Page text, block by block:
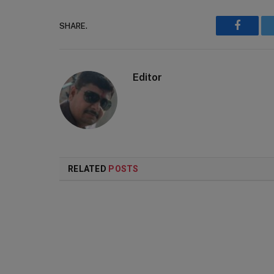
SHARE.
Editor
RELATED POSTS